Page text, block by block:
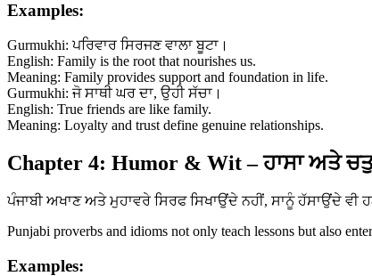
Examples:
Gurmukhi: ਪਰਿਵਾਰ ਸਿਰਜਣ ਵਾਲਾ ਬੂਟਾ।
English: Family is the root that nourishes us.
Meaning: Family provides support and foundation in life.
Gurmukhi: ਜੋ ਸਾਥੀ ਘਰ ਦਾ, ਉਹੀ ਸੱਚਾ।
English: True friends are like family.
Meaning: Loyalty and trust define genuine relationships.
Chapter 4: Humor & Wit – ਹਾਸਾ ਅਤੇ
ਪੰਜਾਬੀ ਅਖਾਣ ਅਤੇ ਮੁਹਾਵਰੇ ਸਿਰਫ ਸਿਖਾਉਂਦੇ ਨਹੀਂ, ਸਾਨੂੰ ਹੱਸਾਉਂਦੇ
Punjabi proverbs and idioms not only teach lessons but also
Examples: